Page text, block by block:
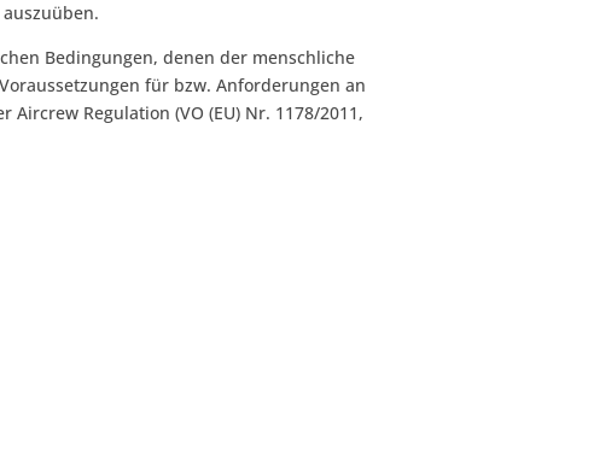
Bedingungen, denen der menschliche
für bzw. Anforderungen an
Regulation (VO (EU) Nr. 1178/2011,